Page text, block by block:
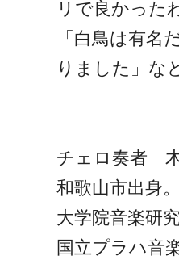
リで良かった
「白鳥は有
りました」な
チェロ奏者
和歌山市出身
大学院音楽研
国立プラハ音